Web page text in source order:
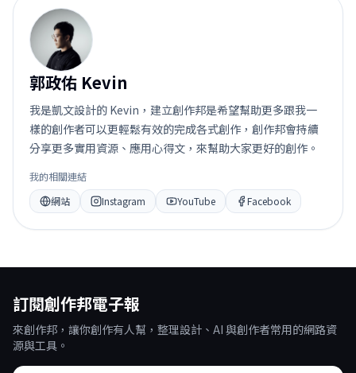
郭
郭政佑 Kevin
我是凱文設計的 Kevin，建立創作邦是希望幫助更多跟我一
樣的創作者可以更輕鬆有效的完成各式創作，創作邦會持續
分享更多實用資源、應用心得文，來幫助大家更好的創作。
我的相關連結
網站
Instagram YouTube Facebook
訂閱創作邦電子報
來創作邦，讓你創作有人幫，整理設計、AI 與創作者常用的網路資
源與工具。